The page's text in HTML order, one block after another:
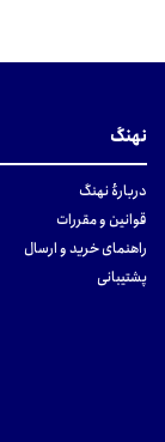
نهنگ
دربارهٔ نهنگ
قوانین و مقررات
راهنمای خرید و ارسال
پشتیبانی